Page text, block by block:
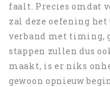
faalt. Precies omdat
zal deze oefening
verband met timing,
stappen zullen dus
maakt, is er niks
gewoon opnieuw